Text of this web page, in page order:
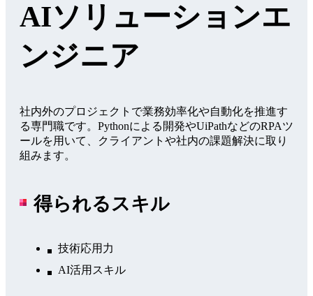
AIソリューションエ
ンジニア
社内外のプロジェクトで業務効率化や自動化を推進す
る専門職です。Pythonによる開発やUiPathなどのRPAツ
ールを用いて、クライアントや社内の課題解決に取り
組みます。
得られるスキル
技術応用力
AI活用スキル